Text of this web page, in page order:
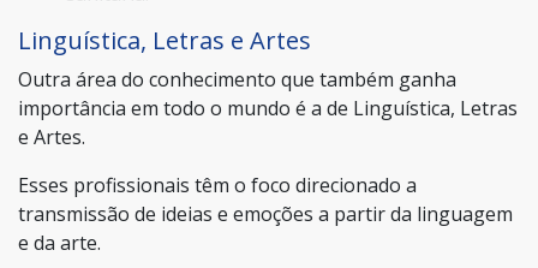
Linguística, Letras e Artes
Outra área do conhecimento que também ganha
importância em todo o mundo é a de Linguística, Letras
e Artes.
Esses profissionais têm o foco direcionado a
transmissão de ideias e emoções a partir da linguagem
e da arte.